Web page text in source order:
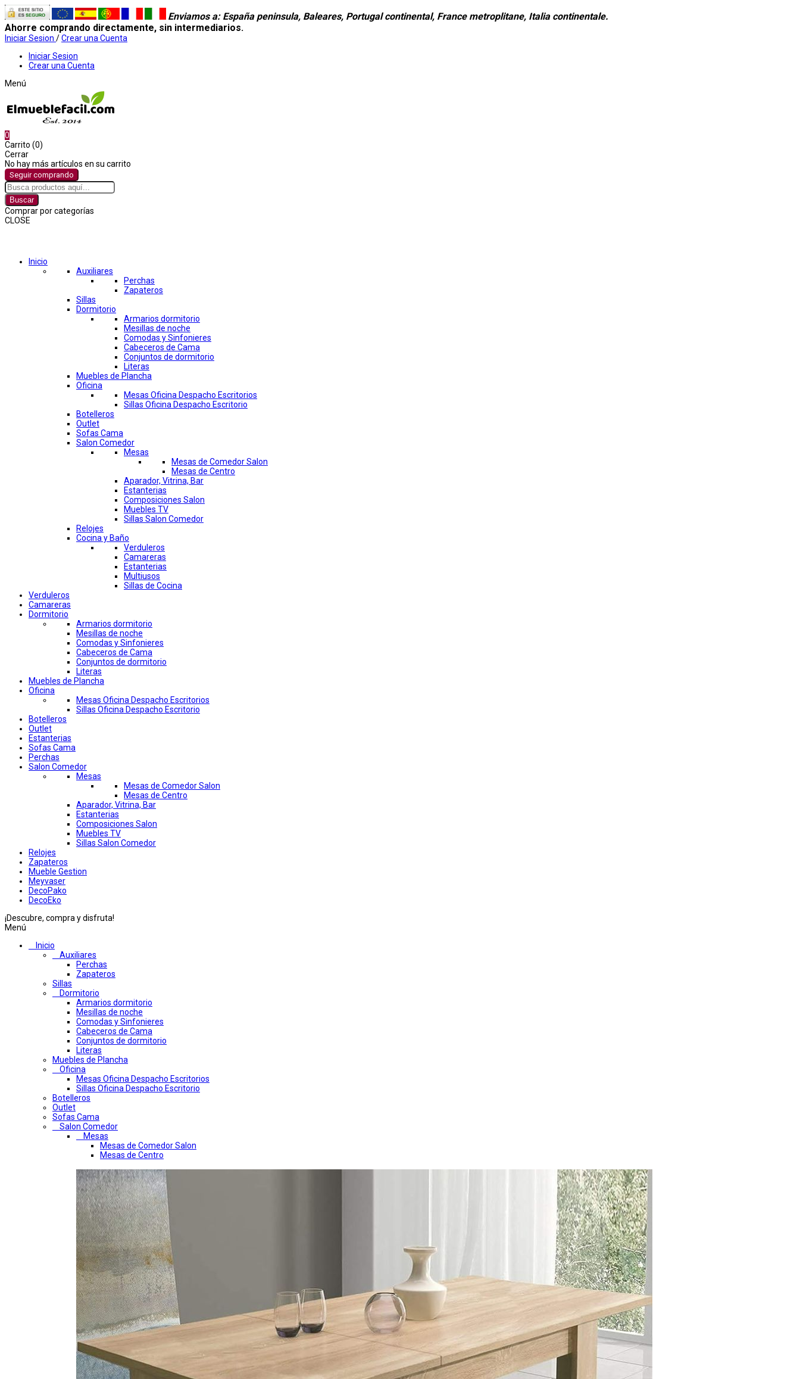
Enviamos a: España peninsula, Baleares, Portugal continental, France metroplitane, Italia continentale.
Ahorre comprando directamente, sin intermediarios.
Iniciar Sesion /Crear una Cuenta
Iniciar Sesion
Crear una Cuenta
Menú
0
Carrito (0)
Cerrar
No hay más artículos en su carrito
Seguir comprando
Buscar
Comprar por categorías
CLOSE
Inicio
Auxiliares
Perchas
Zapateros
Sillas
Dormitorio
Armarios dormitorio
Mesillas de noche
Comodas y Sinfonieres
Cabeceros de Cama
Conjuntos de dormitorio
Literas
Muebles de Plancha
Oficina
Mesas Oficina Despacho Escritorios
Sillas Oficina Despacho Escritorio
Botelleros
Outlet
Sofas Cama
Salon Comedor
Mesas
Mesas de Comedor Salon
Mesas de Centro
Aparador, Vitrina, Bar
Estanterias
Composiciones Salon
Muebles TV
Sillas Salon Comedor
Relojes
Cocina y Baño
Verduleros
Camareras
Estanterias
Multiusos
Sillas de Cocina
Verduleros
Camareras
Dormitorio
Armarios dormitorio
Mesillas de noche
Comodas y Sinfonieres
Cabeceros de Cama
Conjuntos de dormitorio
Literas
Muebles de Plancha
Oficina
Mesas Oficina Despacho Escritorios
Sillas Oficina Despacho Escritorio
Botelleros
Outlet
Estanterias
Sofas Cama
Perchas
Salon Comedor
Mesas
Mesas de Comedor Salon
Mesas de Centro
Aparador, Vitrina, Bar
Estanterias
Composiciones Salon
Muebles TV
Sillas Salon Comedor
Relojes
Zapateros
Mueble Gestion
Meyvaser
DecoPako
DecoEko
¡Descubre, compra y disfruta!
Menú
Inicio
Auxiliares
Perchas
Zapateros
Sillas
Dormitorio
Armarios dormitorio
Mesillas de noche
Comodas y Sinfonieres
Cabeceros de Cama
Conjuntos de dormitorio
Literas
Muebles de Plancha
Oficina
Mesas Oficina Despacho Escritorios
Sillas Oficina Despacho Escritorio
Botelleros
Outlet
Sofas Cama
Salon Comedor
Mesas
Mesas de Comedor Salon
Mesas de Centro